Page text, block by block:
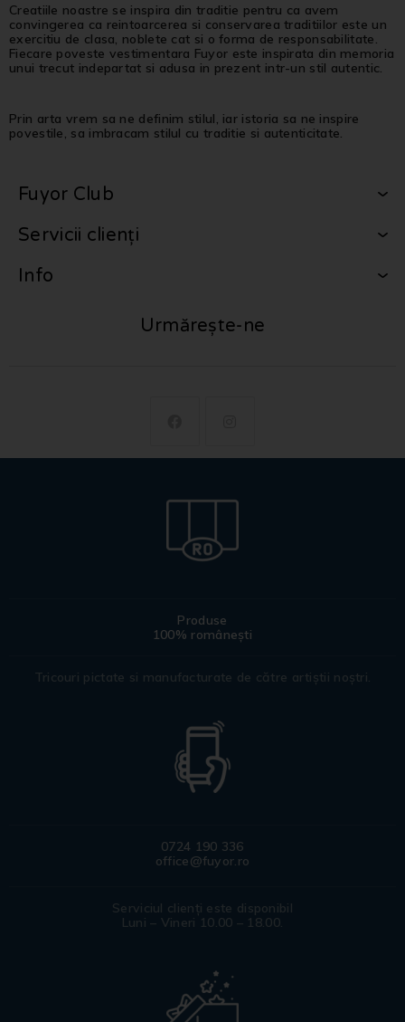
Creatiile noastre se inspira din traditie pentru ca avem
convingerea ca reintoarcerea si conservarea traditiilor este un
exercitiu de clasa, noblete cat si o forma de responsabilitate.
Fiecare poveste vestimentara Fuyor este inspirata din memoria
unui trecut indepartat si adusa in prezent intr-un stil autentic.
Prin arta vrem sa ne definim stilul, iar istoria sa ne inspire
povestile, sa imbracam stilul cu traditie si autenticitate.
Fuyor Club
Servicii clienți
Info
Urmărește-ne
Produse
100% românești
Tricouri pictate si manufacturate de către artiștii noștri.
0724 190 336
office@fuyor.ro
Serviciul clienți este disponibil
Luni – Vineri 10.00 – 18.00.